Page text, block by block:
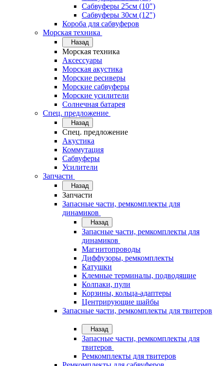
Сабвуферы 25см (10")
Сабвуферы 30см (12")
Короба для сабвуферов
Морская техника
Назад
Морская техника
Аксессуары
Морская акустика
Морские ресиверы
Морские сабвуферы
Морские усилители
Солнечная батарея
Спец. предложение
Назад
Спец. предложение
Акустика
Коммутация
Сабвуферы
Усилители
Запчасти
Назад
Запчасти
Запасные части, ремкомплекты для
динамиков
Назад
Запасные части, ремкомплекты для
динамиков
Магнитопроводы
Диффузоры, ремкомплекты
Катушки
Клемные терминалы, подводящие
Колпаки, пули
Корзины, кольца-адаптеры
Центрирующие шайбы
Запасные части, ремкомплекты для твитеров
Назад
Запасные части, ремкомплекты для
твитеров
Ремкомплекты для твитеров